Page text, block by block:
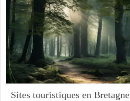
Sites touristiques en Bretagne